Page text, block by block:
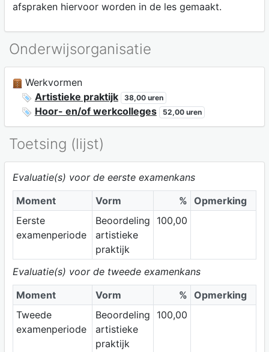
afspraken hiervoor worden in de les gemaakt.
Onderwijsorganisatie
Werkvormen
Artistieke praktijk
38,00 uren
Hoor- en/of werkcolleges 52,00 uren
Toetsing (lijst)
Evaluatie(s) voor de eerste examenkans
Moment
Vorm % Opmerking
Eerste
examenperiode
Beoordeling
artistieke
praktijk
100,00
Evaluatie(s) voor de tweede examenkans
Moment
Vorm % Opmerking
Tweede
examenperiode
Beoordeling
artistieke
praktijk
100,00